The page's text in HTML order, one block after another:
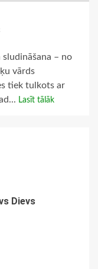
sludināšana – no
vārds
tiek tulkots ar
Lasīt tālāk
Dievs